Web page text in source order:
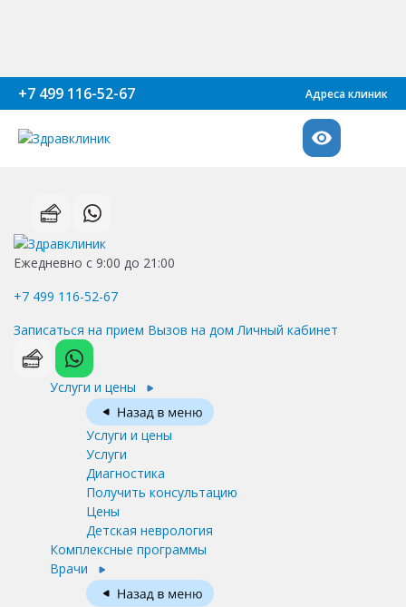
+7 499 116-52-67 Адреса клиник
Ежедневно с 9:00 до 21:00
+7 499 116-52-67
Записаться на прием Вызов на дом Личный кабинет
Услуги и цены
Услуги и цены
Услуги
Диагностика
Получить консультацию
Цены
Детская неврология
Комплексные программы
Врачи